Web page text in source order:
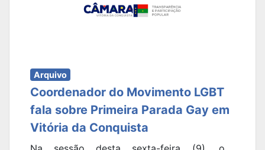
Arquivo
Coordenador do Movimento LGBT
fala sobre Primeira Parada Gay em
Vitória da Conquista